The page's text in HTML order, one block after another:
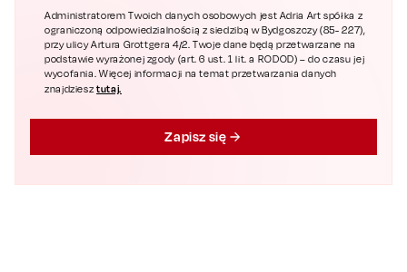
Administratorem Twoich danych osobowych jest Adria Art spółka z
ograniczoną odpowiedzialnością z siedzibą w Bydgoszczy (85- 227),
przy ulicy Artura Grottgera 4/2. Twoje dane będą przetwarzane na
podstawie wyrażonej zgody (art. 6 ust. 1 lit. a RODOD) – do czasu jej
wycofania. Więcej informacji na temat przetwarzania danych
znajdziesztutaj.
Zapisz się